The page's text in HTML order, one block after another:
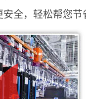
全，轻松帮您节